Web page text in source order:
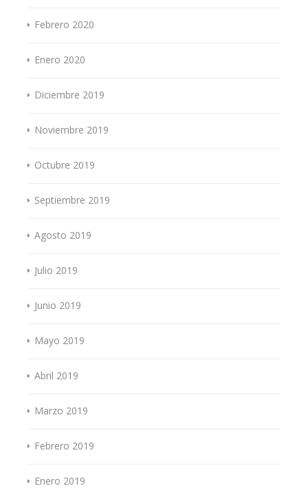
Febrero 2020
Enero 2020
Diciembre 2019
Noviembre 2019
Octubre 2019
Septiembre 2019
Agosto 2019
Julio 2019
Junio 2019
Mayo 2019
Abril 2019
Marzo 2019
Febrero 2019
Enero 2019